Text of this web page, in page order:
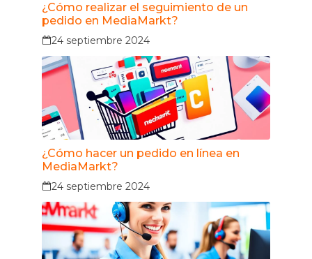
¿Cómo realizar el seguimiento de un
pedido en MediaMarkt?
24 septiembre 2024
¿Cómo hacer un pedido en línea en
MediaMarkt?
24 septiembre 2024